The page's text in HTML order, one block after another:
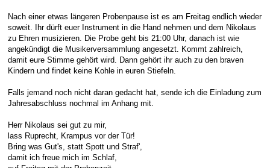
Team Jugend
Funktionsträger
Satzung/Ordnungen
Formulare
Stammorchester
Jugendkapelle
Instrumenten-Serie
Nachrichten
Startseite
Stammorchester
Jugendkapelle
Interne Infos
Newsletter
E-Mail Strato
HiDrive Strato
Termine
Presse
Jahr 2000 - 2004
Jahr 2005 - 2009
Jahr 2010 - 2014
Jahr 2015 - 2019
Jahr 2020 bis
Geschichte
Bilder
Stammorchester
Jugendausbildung
Chronik
Vorstände
Dirigenten
Sponsoren
Nach einer etwas längeren Probenpause ist es am Freitag endlich wieder
soweit. Ihr dürft euer Instrument in die Hand nehmen und dem Nikolaus
zu Ehren musizieren. Die Probe geht bis 21:00 Uhr, danach ist wie
angekündigt die Musikerversammlung angesetzt. Kommt zahlreich,
damit eure Stimme gehört wird. Dann gehört ihr auch zu den braven
Kindern und findet keine Kohle in euren Stiefeln.
Falls jemand noch nicht daran gedacht hat, sende ich die Einladung zum
Jahresabschluss nochmal im Anhang mit.
Herr Nikolaus sei gut zu mir,
lass Ruprecht, Krampus vor der Tür!
Bring was Gut's, statt Spott und Straf',
damit ich freue mich im Schlaf,